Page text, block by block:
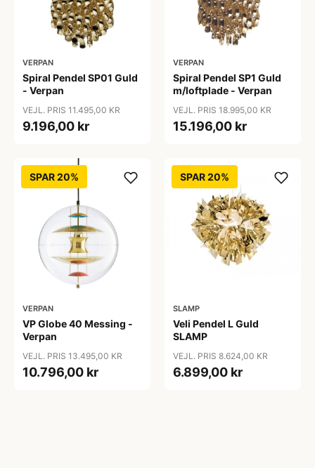
VERPAN
Spiral Pendel SP01 Guld
- Verpan
VEJL. PRIS 11.495,00 KR
9.196,00 kr
VERPAN
Spiral Pendel SP1 Guld
m/loftplade - Verpan
VEJL. PRIS 18.995,00 KR
15.196,00 kr
SPAR 20%
VERPAN
VP Globe 40 Messing -
Verpan
VEJL. PRIS 13.495,00 KR
10.796,00 kr
SPAR 20%
SLAMP
Veli Pendel L Guld
SLAMP
VEJL. PRIS 8.624,00 KR
6.899,00 kr